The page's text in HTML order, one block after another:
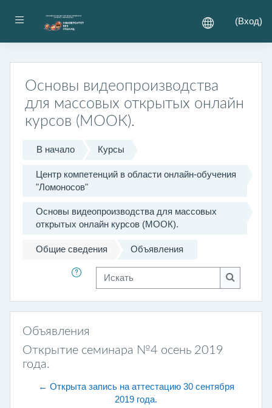
Боковая панель (Вход)
Основы видеопроизводства
для массовых открытых онлайн
курсов (МООК).
В начало Курсы
Центр компетенций в области онлайн-обучения
"Ломоносов"
Основы видеопроизводства для массовых
открытых онлайн курсов (МООК).
Общие сведения Объявления
Искать
Искать
Объявления
Открытие семинара №4 осень 2019
года.
← Открыта запись на аттестацию 30 сентября
2019 года.